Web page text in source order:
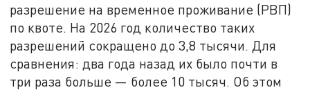
разрешение на временное проживание (РВП)
по квоте. На 2026 год количество таких
разрешений сокращено до 3,8 тысячи. Для
сравнения: два года назад их было почти в
три раза больше — более 10 тысяч. Об этом